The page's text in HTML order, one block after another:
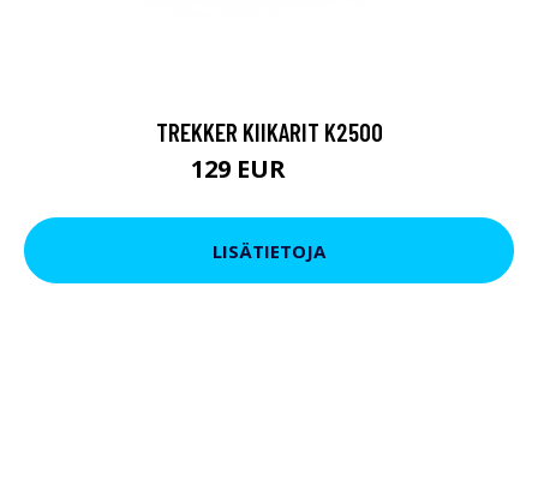
TREKKER KIIKARIT K2500
129 EUR
LISÄTIETOJA